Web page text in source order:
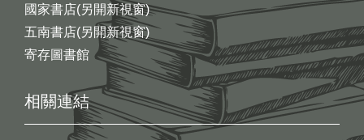
國家書店(另開新視窗)
五南書店(另開新視窗)
寄存圖書館
相關連結